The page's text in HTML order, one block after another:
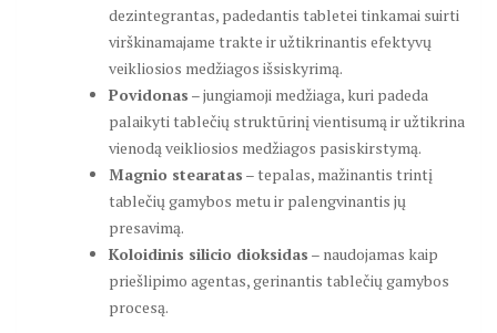
dezintegrantas, padedantis tabletei tinkamai suirti
virškinamajame trakte ir užtikrinantis efektyvų
veikliosios medžiagos išsiskyrimą.
Povidonas – jungiamoji medžiaga, kuri padeda
palaikyti tablečių struktūrinį vientisumą ir užtikrina
vienodą veikliosios medžiagos pasiskirstymą.
Magnio stearatas – tepalas, mažinantis trintį
tablečių gamybos metu ir palengvinantis jų
presavimą.
Koloidinis silicio dioksidas – naudojamas kaip
priešlipimo agentas, gerinantis tablečių gamybos
procesą.